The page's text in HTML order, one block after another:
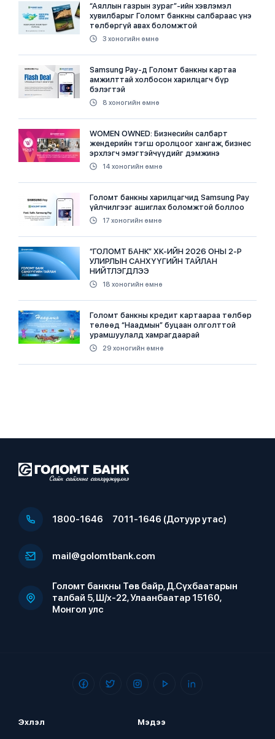
“Аяллын газрын зураг”-ийн хэвлэмэл
хувилбарыг Голомт банкны салбараас үнэ
төлбөргүй авах боломжтой
3 хоногийн өмнө
Samsung Pay-д Голомт банкны картаа
амжилттай холбосон харилцагч бүр
бэлэгтэй
8 хоногийн өмнө
WOMEN OWNED: Бизнесийн салбарт
жендерийн тэгш оролцоог хангаж, бизнес
эрхлэгч эмэгтэйчүүдийг дэмжинэ
14 хоногийн өмнө
Голомт банкны харилцагчид Samsung Pay
үйлчилгээг ашиглах боломжтой боллоо
17 хоногийн өмнө
“ГОЛОМТ БАНК” ХК-ИЙН 2026 ОНЫ 2-Р
УЛИРЛЫН САНХҮҮГИЙН ТАЙЛАН
НИЙТЛЭГДЛЭЭ
18 хоногийн өмнө
Голомт банкны кредит картаараа төлбөр
төлөөд “Наадмын” буцаан олголттой
урамшуулалд хамрагдаарай
29 хоногийн өмнө
1800-1646 7011-1646 (Дотуур утас)
mail@golomtbank.com
Голомт банкны Төв байр, Д.Сүхбаатарын
талбай 5, Ш/х-22, Улаанбаатар 15160,
Монгол улс
Эхлэл Мэдээ